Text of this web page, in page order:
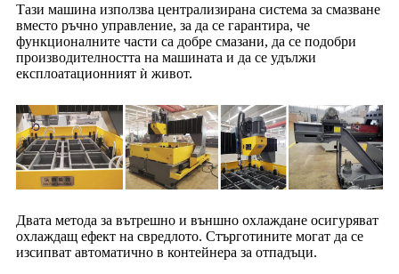
Тази машина използва централизирана система за смазване
вместо ръчно управление, за да се гарантира, че
функционалните части са добре смазани, да се подобри
производителността на машината и да се удължи
експлоатационният ѝ живот.
Двата метода за вътрешно и външно охлаждане осигуряват
охлаждащ ефект на свредлото. Стърготините могат да се
изсипват автоматично в контейнера за отпадъци.